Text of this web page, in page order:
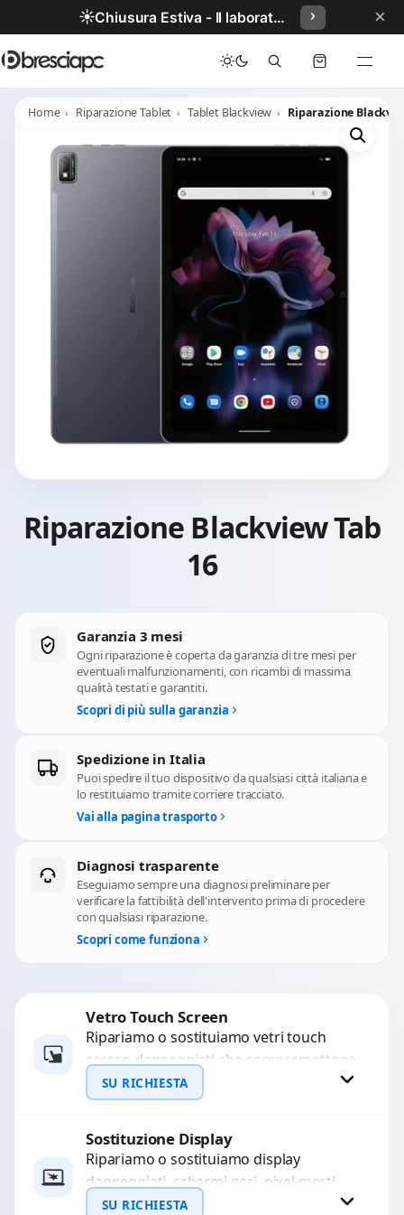
☀️ Chiusura Estiva - Il laboratorio resterà chiuso per ferie dal 29/06/2026 al 05/07/2026 compresi. ×
Home Riparazione Tablet Tablet Blackview Riparazione
Riparazione Blackview Tab
16
Garanzia 3 mesi
Ogni riparazione è coperta da garanzia di tre mesi per
eventuali malfunzionamenti, con ricambi di massima
qualità testati e garantiti.
Scopri di più sulla garanzia
Spedizione in Italia
Puoi spedire il tuo dispositivo da qualsiasi città italiana e
lo restituiamo tramite corriere tracciato.
Vai alla pagina trasporto
Diagnosi trasparente
Eseguiamo sempre una diagnosi preliminare per
verificare la fattibilità dell'intervento prima di procedere
con qualsiasi riparazione.
Scopri come funziona
Vetro Touch Screen
Ripariamo o sostituiamo vetri touch
screen danneggiati che compromettono
l’uso del dispositivo. Utilizziamo ricambi
di alta qualità garantiti per 3...
SU RICHIESTA
Richiedi Preventivo
WhatsApp
Sostituzione Display
Ripariamo o sostituiamo display
danneggiati, schermi neri, pixel morti,
righe sullo schermo, vetro incrinato,
SU RICHIESTA